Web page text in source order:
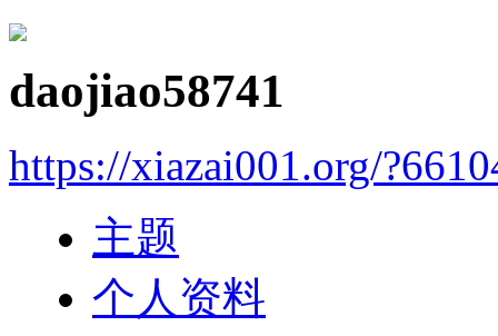
daojiao58741
https://xiazai001.org/
主题
个人资料